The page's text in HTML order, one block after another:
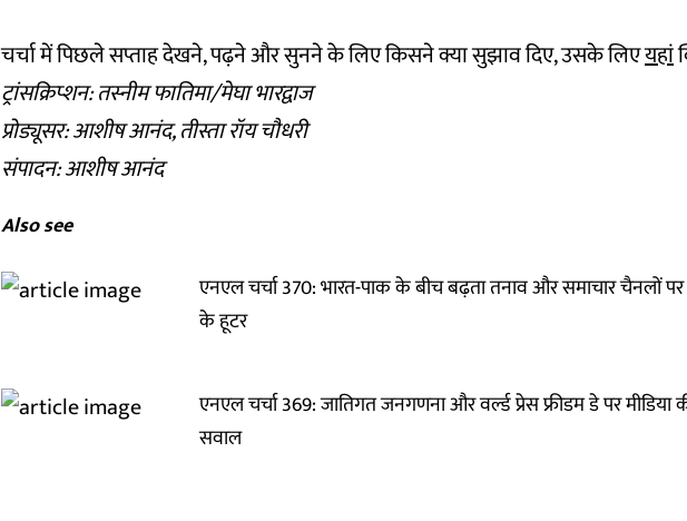
चर्चा में पिछले सप्ताह देखने, पढ़ने और सुनने के लिए किसने क्या सुझाव दिए, उसके लिएयहां
ट्रांसक्रिप्शन: तस्नीम फातिमा/मेघा भारद्वाज
प्रोड्यूसर: आशीष आनंद, तीस्ता रॉय चौधरी
संपादन: आशीष आनंद
Also see
एनएल चर्चा 370: भारत-पाक के बीच बढ़ता तनाव और समाचार चैनलों
के हूटर
एनएल चर्चा 369: जातिगत जनगणना और वर्ल्ड प्रेस फ्रीडम डे पर
सवाल